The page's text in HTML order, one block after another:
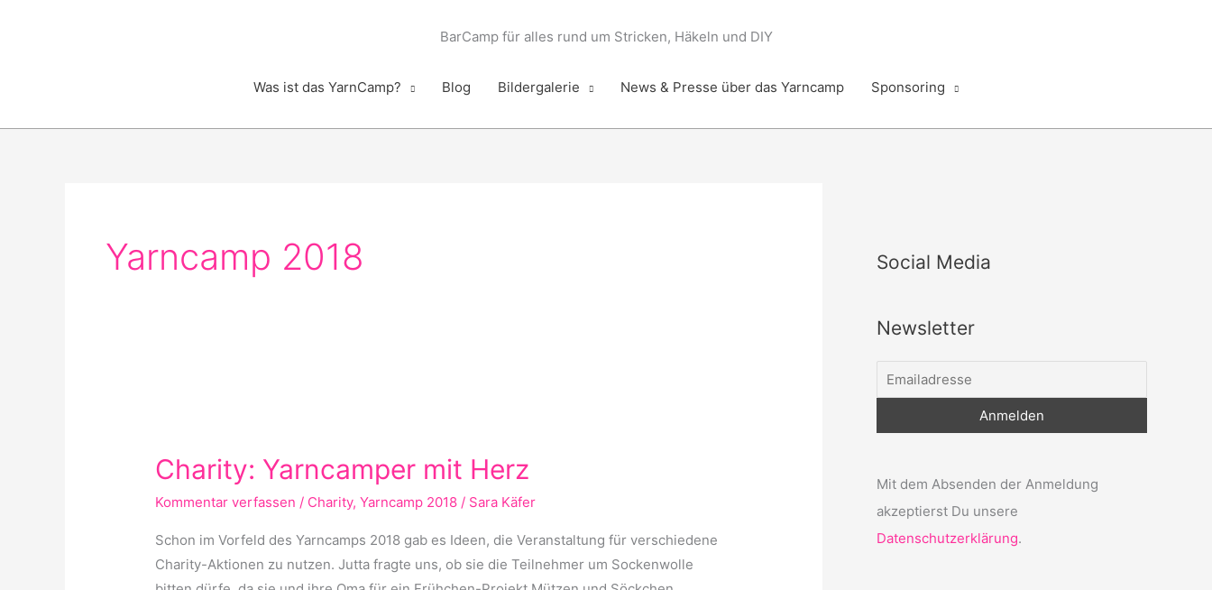
BarCamp für alles rund um Stricken, Häkeln und DIY
Was ist das YarnCamp? Blog Bildergalerie News & Presse über das Yarncamp Sponsoring
Yarncamp 2018
Charity: Yarncamper mit Herz
Kommentar verfassen / Charity,Yarncamp 2018 / Sara Käfer
Schon im Vorfeld des Yarncamps 2018 gab es Ideen, die Veranstaltung für verschiedene
Charity-Aktionen zu nutzen. Jutta fragte uns, ob sie die Teilnehmer um Sockenwolle
mit
Social Media
Newsletter
Mit dem Absenden der Anmeldung
akzeptierst Du unsere
Datenschutzerklärung.